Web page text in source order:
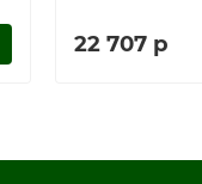
22 707 р